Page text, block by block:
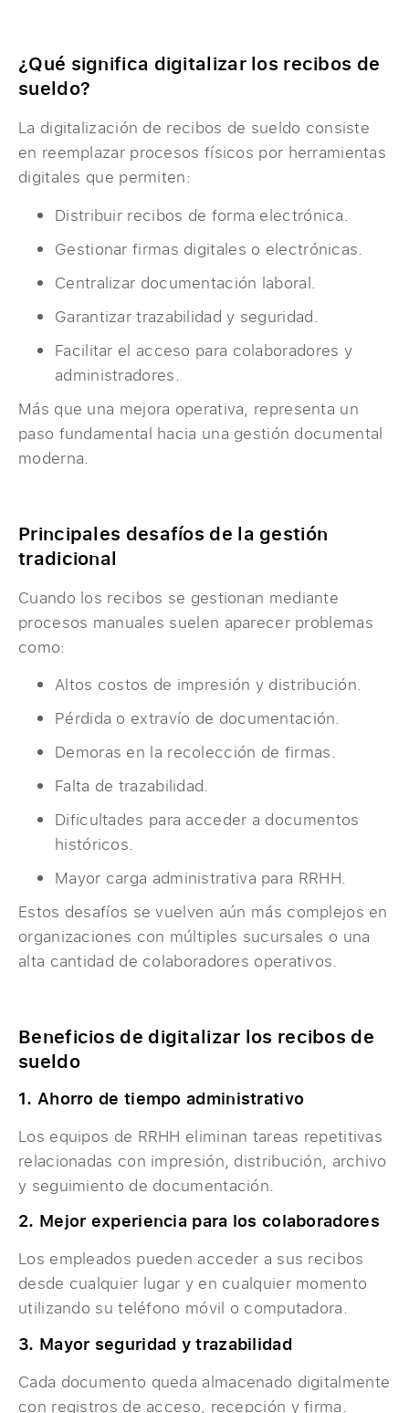
¿Qué significa digitalizar los recibos de
sueldo?
La digitalización de recibos de sueldo consiste
en reemplazar procesos físicos por herramientas
digitales que permiten:
Distribuir recibos de forma electrónica.
Gestionar firmas digitales o electrónicas.
Centralizar documentación laboral.
Garantizar trazabilidad y seguridad.
Facilitar el acceso para colaboradores y
administradores.
Más que una mejora operativa, representa un
paso fundamental hacia una gestión documental
moderna.
Principales desafíos de la gestión
tradicional
Cuando los recibos se gestionan mediante
procesos manuales suelen aparecer problemas
como:
Altos costos de impresión y distribución.
Pérdida o extravío de documentación.
Demoras en la recolección de firmas.
Falta de trazabilidad.
Dificultades para acceder a documentos
históricos.
Mayor carga administrativa para RRHH.
Estos desafíos se vuelven aún más complejos en
organizaciones con múltiples sucursales o una
alta cantidad de colaboradores operativos.
Beneficios de digitalizar los recibos de
sueldo
1. Ahorro de tiempo administrativo
Los equipos de RRHH eliminan tareas repetitivas
relacionadas con impresión, distribución, archivo
y seguimiento de documentación.
2. Mejor experiencia para los colaboradores
Los empleados pueden acceder a sus recibos
desde cualquier lugar y en cualquier momento
utilizando su teléfono móvil o computadora.
3. Mayor seguridad y trazabilidad
Cada documento queda almacenado digitalmente
con registros de acceso, recepción y firma.